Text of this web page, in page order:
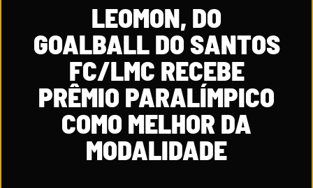
LEOMON, DO
GOALBALL DO SANTOS
FC/LMC RECEBE
PRÊMIO PARALÍMPICO
COMO MELHOR DA
MODALIDADE